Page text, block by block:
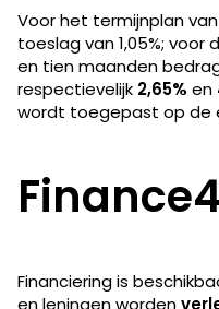
Voor het termijnplan
toeslag van 1,05%;
en tien maanden
respectievelijk 2,65% en
wordt toegepast op de
Financiering is
en leningen worden